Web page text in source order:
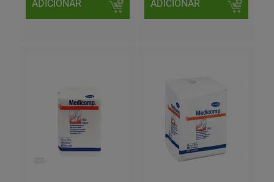
ADICIONAR ADICIONAR